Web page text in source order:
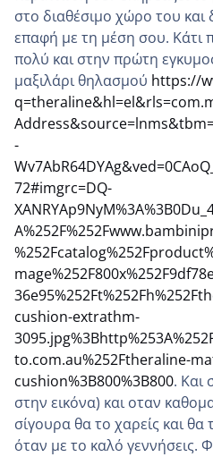
στο διαθέσιμο χώρο του και
επαφή με τη μέση σου. Κάτι
πολύ και στην πρώτη
μαξιλάρι θηλασμού https://
-
72#imgrc=DQ-
cushion-extrathm-
to.com.au%252Ftheraline-
cushion%3B800%3B800. Και
στην εικόνα) και οταν
σίγουρα θα το χαρείς και
όταν με το καλό γεννήσεις.